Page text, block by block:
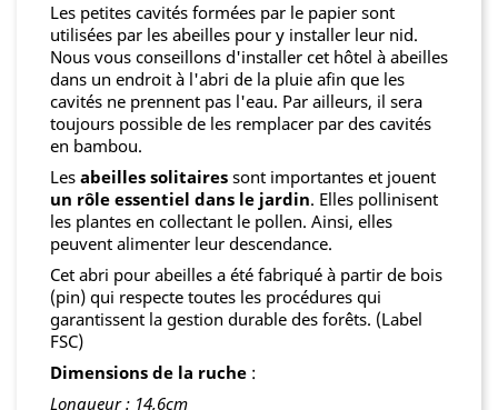
Les petites cavités formées par le papier sont
utilisées par les abeilles pour y installer leur nid.
Nous vous conseillons d'installer cet hôtel à abeilles
dans un endroit à l'abri de la pluie afin que les
cavités ne prennent pas l'eau. Par ailleurs, il sera
toujours possible de les remplacer par des cavités
en bambou.
Les abeilles solitaires sont importantes et jouent
un rôle essentiel dans le jardin. Elles pollinisent
les plantes en collectant le pollen. Ainsi, elles
peuvent alimenter leur descendance.
Cet abri pour abeilles a été fabriqué à partir de bois
(pin) qui respecte toutes les procédures qui
garantissent la gestion durable des forêts. (Label
FSC)
Dimensions de la ruche :
Longueur : 14,6cm